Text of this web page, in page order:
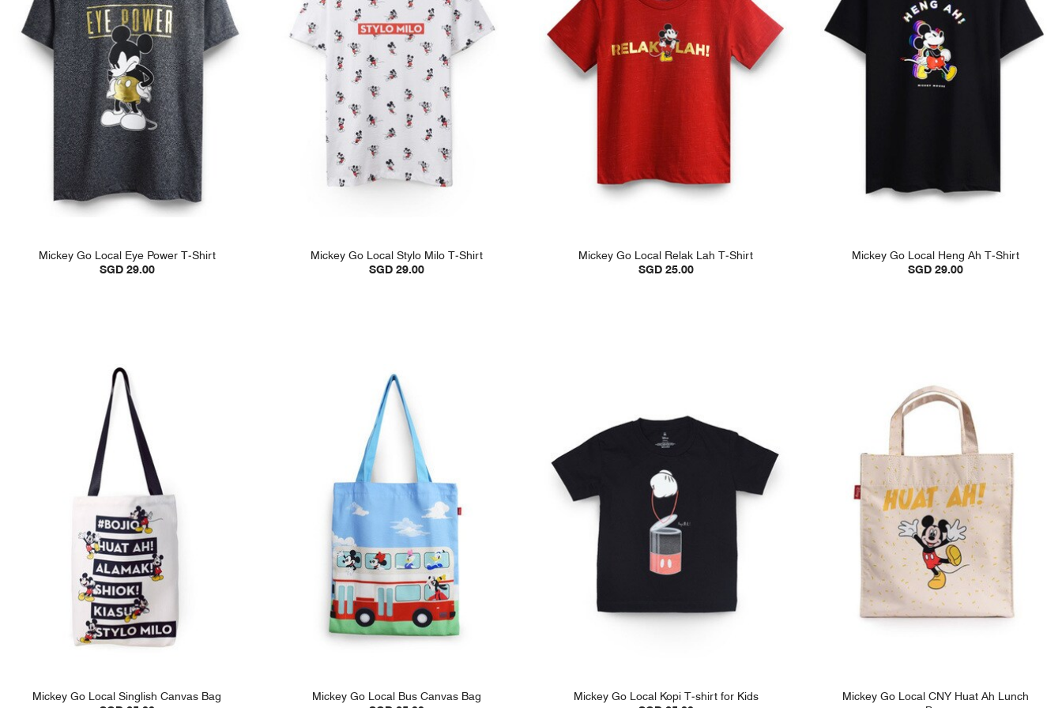
Mickey Go Local Eye Power T-Shirt
SGD 29.00
Mickey Go Local Stylo Milo T-Shirt
SGD 29.00
Mickey Go Local Relak Lah T-Shirt
SGD 25.00
Mickey Go Local Heng Ah T-Shirt
SGD 29.00
Mickey Go Local Singlish Canvas Bag
Mickey Go Local Bus Canvas Bag
Mickey Go Local Kopi T-shirt for Kids
Mickey Go Local CNY Huat Ah Lunch